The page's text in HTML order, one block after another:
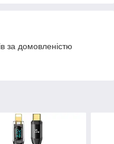
за домовленістю